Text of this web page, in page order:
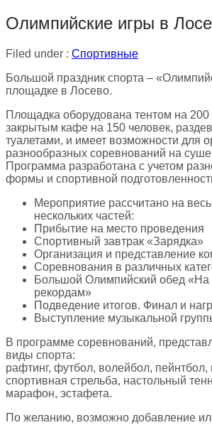
Олимпийские игры в
Filed under : Спортивные
Большой праздник спорта –
площадке в Лосево.
Площадка оборудована тентом на 200
закрытым кафе на 150 человек,
туалетами, и имеет возможности для
разнообразных соревнований на
Программа разработана с учетом
формы и спортивной
Мероприятие рассчитано на
нескольких частей:
Прибытие на место проведения
Спортивный завтрак «Зарядка»
Организация и представление
Соревнования в различных
Большой Олимпийский обед «На
рекордам»
Подведение итогов. Финал и
Выступление музыкальной
В программе соревнований,
виды спорта:
рафтинг, футбол, волейбол, пейнтбол,
спортивная стрельба, настольный
марафон, эстафета.
По желанию, возможно добавление